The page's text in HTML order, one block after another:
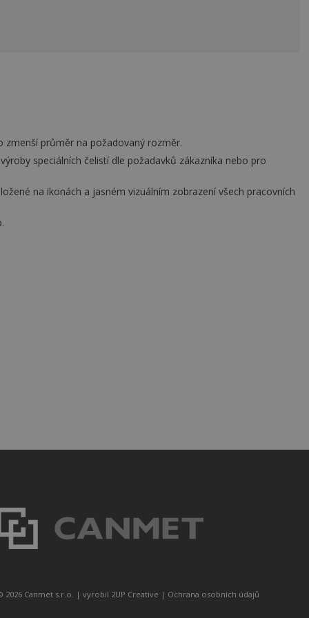
zmenší průměr na požadovaný rozměr.
speciálních čelistí dle požadavků zákazníka nebo pro
na ikonách a jasném vizuálním zobrazení všech pracovních
2026 Canmet s.r.o. |vyrobil 2UP Creative | Ochrana osobních údajů